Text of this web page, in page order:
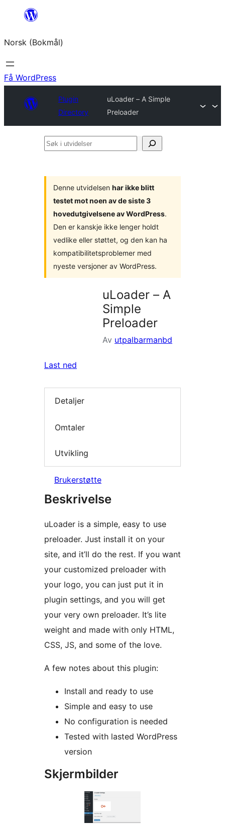
Hopp
innhold
Norsk (Bokmål)
Få WordPress
Plugin
Directory
uLoader – A Simple
Preloader
Søk
Denne utvidelsen har ikke blitt
testet mot noen av de siste 3
hovedutgivelsene av WordPress.
Den er kanskje ikke lenger holdt
vedlike eller støttet, og den kan ha
kompatibilitetsproblemer med
nyeste versjoner av WordPress.
uLoader – A
Simple
Preloader
Av utpalbarmanbd
Last ned
Detaljer
Omtaler
Utvikling
Brukerstøtte
Beskrivelse
uLoader is a simple, easy to use
preloader. Just install it on your
site, and it’ll do the rest. If you want
your customized preloader with
your logo, you can just put it in
plugin settings, and you will get
your very own preloader. It’s lite
weight and made with only HTML,
CSS, JS, and some of the love.
A few notes about this plugin:
Install and ready to use
Simple and easy to use
No configuration is needed
Tested with lasted WordPress
version
Skjermbilder